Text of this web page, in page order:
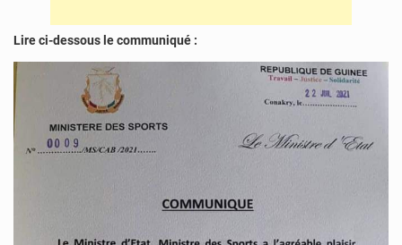
Lire ci-dessous le communiqué :